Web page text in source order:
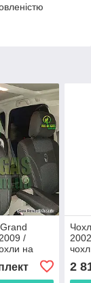
/
на
"Nika
2